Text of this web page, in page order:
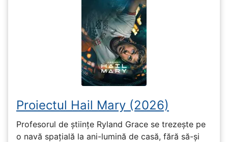
Proiectul Hail Mary (2026)
Profesorul de științe Ryland Grace se trezește pe
o navă spațială la ani-lumină de casă, fără să-și